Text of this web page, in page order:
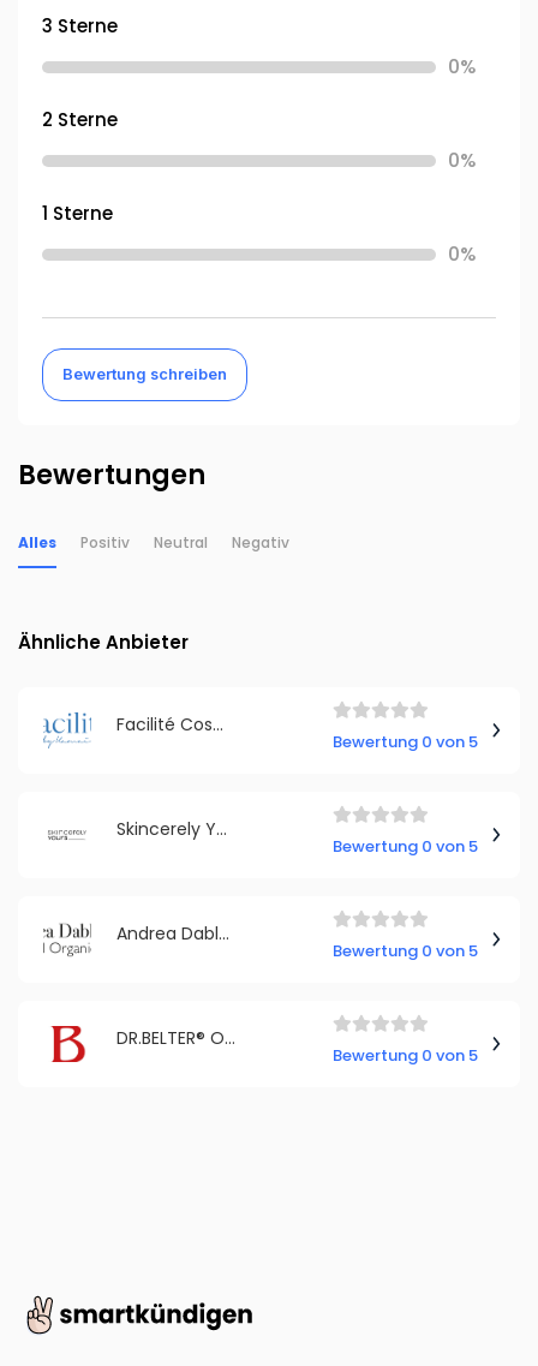
3 Sterne
0%
2 Sterne
0%
1 Sterne
0%
Bewertung schreiben
Bewertungen
Alles Positiv Neutral Negativ
Ähnliche Anbieter
Facilité Cosmetics GmbH
Bewertung 0 von 5
Skincerely Yours
Bewertung 0 von 5
Andrea Dablander - Natural Organic Care
Bewertung 0 von 5
DR.BELTER® Onlineshop
Bewertung 0 von 5